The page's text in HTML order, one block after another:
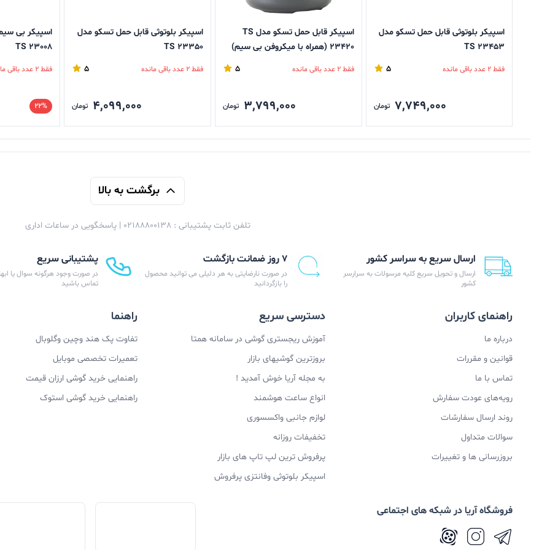
اسپیکر بلوتوثی قابل حمل تسکو مدل
TS 23453
فقط 2 عدد باقی مانده 5
7,749,000 تومان
اسپیکر قابل حمل تسکو مدل TS
23420 (همراه با میکروفن بی سیم)
فقط 2 عدد باقی مانده 5
3,799,000 تومان
اسپیکر بلوتوثی قابل حمل تسکو مدل
TS 23350
فقط 2 عدد باقی مانده 5
4,099,000 تومان
TS 23008
فقط 2 عدد باقی مانده
22%
برگشت به بالا
تلفن ثابت پشتیبانی : 02188800138 | پاسخگویی در ساعات اداری
ارسال سریع به سراسر کشور
ارسال و تحویل سریع کلیه مرسولات به سرارسر
کشور
۷ روز ضمانت بازگشت
در صورت نارضایتی به هر دلیلی می توانید محصول
را بازگردانید
پشتیبانی سریع
در صورت وجود هرگونه سوال یا
تماس باشید
راهنمای کاربران
درباره ما
قوانین و مقررات
تماس با ما
رویه‌های عودت سفارش
روند ارسال سفارشات
سوالات متداول
بروزرسانی ها و تغییرات
دسترسی سریع
آموزش ریجستری گوشی در سامانه همتا
بروزترین گوشیهای بازار
به مجله آریا خوش آمدید !
انواع ساعت هوشمند
لوازم جانبی واکسسوری
تخفیفات روزانه
پرفروش ترین لپ تاپ های بازار
اسپیکر بلوتوثی وفانتزی پرفروش
راهنما
تفاوت پک هند وچین وگلوبال
تعمیرات تخصصی موبایل
راهنمایی خرید گوشی ارزان قیمت
راهنمایی خرید گوشی استوک
فروشگاه آریا در شبکه های اجتماعی